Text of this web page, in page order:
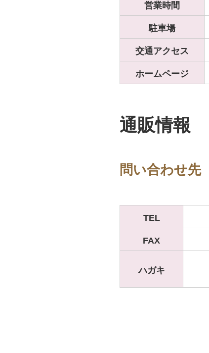
営業時間
駐車場
交通アクセス
ホームページ
通販情報
問い合わせ先
TEL
FAX
ハガキ